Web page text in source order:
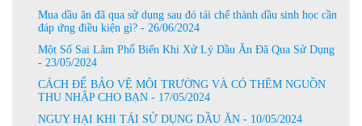
Mua dầu ăn đã qua sử dụng sau đó tái chế thành dầu sinh học cần
đáp ứng điều kiện gì? - 26/06/2024
Một Số Sai Lâm Phổ Biến Khi Xử Lý Dầu Ăn Đã Qua Sử Dụng
- 23/05/2024
CÁCH ĐỂ BẢO VỆ MÔI TRƯỜNG VÀ CÓ THÊM NGUỒN
THU NHẬP CHO BẠN - 17/05/2024
NGUY HẠI KHI TÁI SỬ DỤNG DẦU ĂN - 10/05/2024